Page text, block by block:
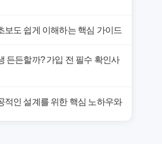
보도 쉽게 이해하는 핵심 가이드
든든할까? 가입 전 필수 확인사
적인 설계를 위한 핵심 노하우와